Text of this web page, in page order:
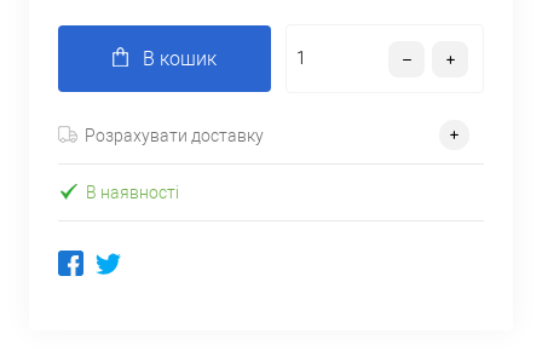
В кошик
Розрахувати доставку
В наявності